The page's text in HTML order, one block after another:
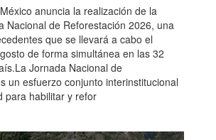
anuncia la realización de la
Nacional de Reforestación 2026, una
que se llevará a cabo el
de forma simultánea en las 32
Jornada Nacional de
un esfuerzo conjunto interinstitucional
para habilitar y refor